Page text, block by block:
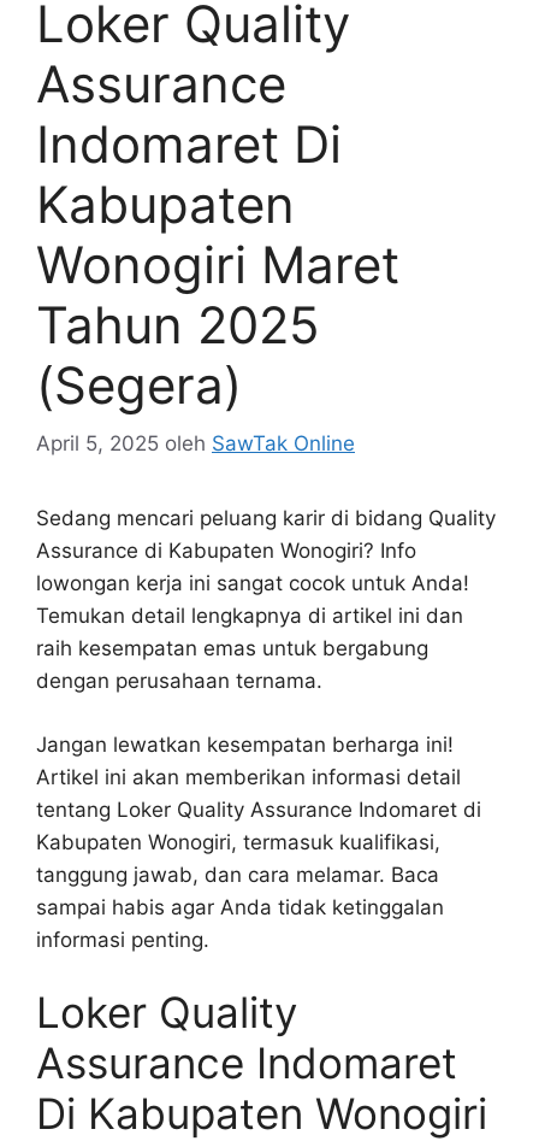
Loker Quality
Assurance
Indomaret Di
Kabupaten
Wonogiri Maret
Tahun 2025
(Segera)
April 5, 2025 oleh SawTak Online
Sedang mencari peluang karir di bidang Quality
Assurance di Kabupaten Wonogiri? Info
lowongan kerja ini sangat cocok untuk Anda!
Temukan detail lengkapnya di artikel ini dan
raih kesempatan emas untuk bergabung
dengan perusahaan ternama.
Jangan lewatkan kesempatan berharga ini!
Artikel ini akan memberikan informasi detail
tentang Loker Quality Assurance Indomaret di
Kabupaten Wonogiri, termasuk kualifikasi,
tanggung jawab, dan cara melamar. Baca
sampai habis agar Anda tidak ketinggalan
informasi penting.
Loker Quality
Assurance Indomaret
Di Kabupaten Wonogiri